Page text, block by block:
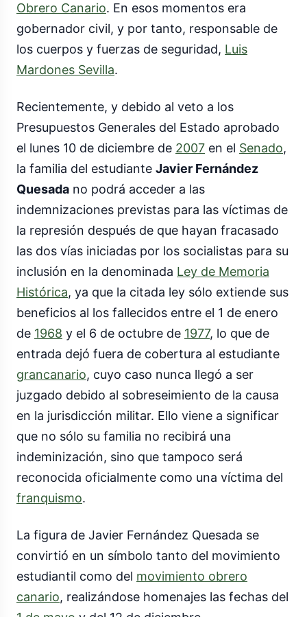
Obrero Canario. En esos momentos era
gobernador civil, y por tanto, responsable de
los cuerpos y fuerzas de seguridad, Luis
Mardones Sevilla.
Recientemente, y debido al veto a los
Presupuestos Generales del Estado aprobado
el lunes 10 de diciembre de 2007 en el Senado,
la familia del estudiante Javier Fernández
Quesada no podrá acceder a las
indemnizaciones previstas para las víctimas de
la represión después de que hayan fracasado
las dos vías iniciadas por los socialistas para su
inclusión en la denominada Ley de Memoria
Histórica, ya que la citada ley sólo extiende sus
beneficios al los fallecidos entre el 1 de enero
de 1968 y el 6 de octubre de 1977, lo que de
entrada dejó fuera de cobertura al estudiante
grancanario, cuyo caso nunca llegó a ser
juzgado debido al sobreseimiento de la causa
en la jurisdicción militar. Ello viene a significar
que no sólo su familia no recibirá una
indeminización, sino que tampoco será
reconocida oficialmente como una víctima del
franquismo.
La figura de Javier Fernández Quesada se
convirtió en un símbolo tanto del movimiento
estudiantil como del movimiento obrero
canario, realizándose homenajes las fechas del